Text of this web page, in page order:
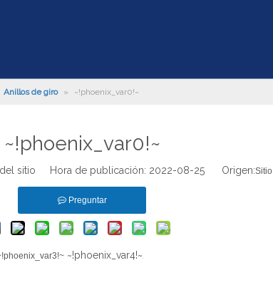
Anillos de giro » ~!phoenix_var0!~
~!phoenix_var0!~
sitio Hora de publicación: 2022-08-25 Origen:Sitio
Preguntar
~!phoenix_var4!~